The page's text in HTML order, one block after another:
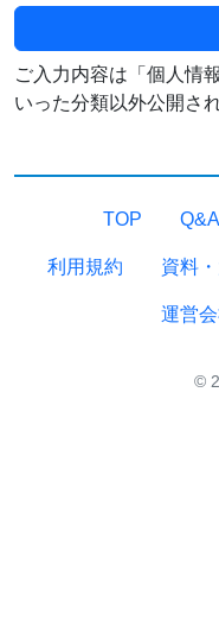
ご入力内容は「個人情
いった分類以外公開さ
TOP Q&A
利用規約 資料
運営
©